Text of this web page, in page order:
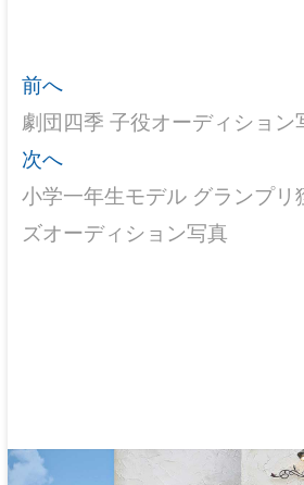
投
稿
ナ
ビ
前へ過
去
の
投
稿
劇団四季 子役オーディション
次へ次
の
投
小学一年生モデル グランプリ
ズオーディション写真